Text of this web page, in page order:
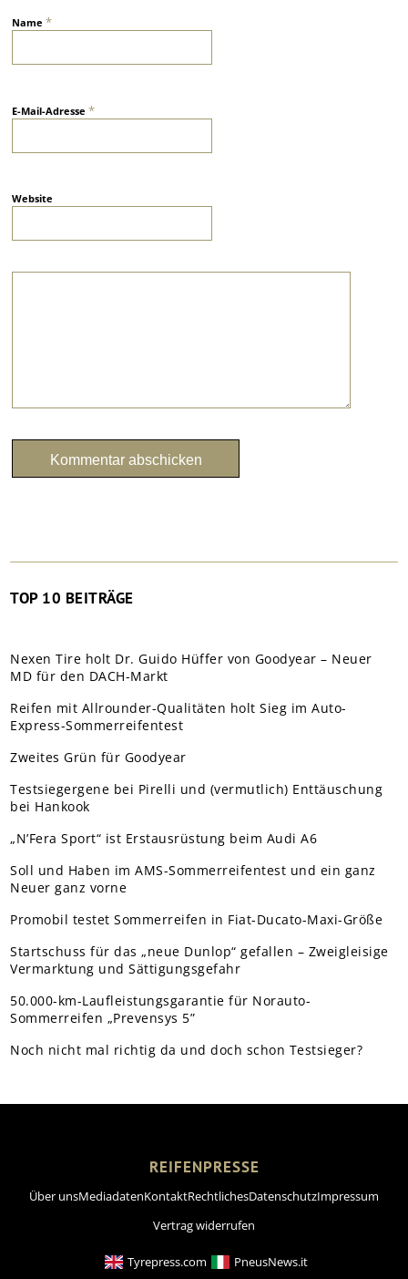
Name*
E-Mail-Adresse*
Website
TOP 10 BEITRÄGE
Nexen Tire holt Dr. Guido Hüffer von Goodyear – Neuer
MD für den DACH-Markt
Reifen mit Allrounder-Qualitäten holt Sieg im Auto-
Express-Sommerreifentest
Zweites Grün für Goodyear
Testsiegergene bei Pirelli und (vermutlich) Enttäuschung
bei Hankook
„N’Fera Sport“ ist Erstausrüstung beim Audi A6
Soll und Haben im AMS-Sommerreifentest und ein ganz
Neuer ganz vorne
Promobil testet Sommerreifen in Fiat-Ducato-Maxi-Größe
Startschuss für das „neue Dunlop“ gefallen – Zweigleisige
Vermarktung und Sättigungsgefahr
50.000-km-Laufleistungsgarantie für Norauto-
Sommerreifen „Prevensys 5”
Noch nicht mal richtig da und doch schon Testsieger?
REIFENPRESSE
Über unsMediadatenKontaktRechtlichesDatenschutzImpressum
Vertrag widerrufen
Tyrepress.com PneusNews.it